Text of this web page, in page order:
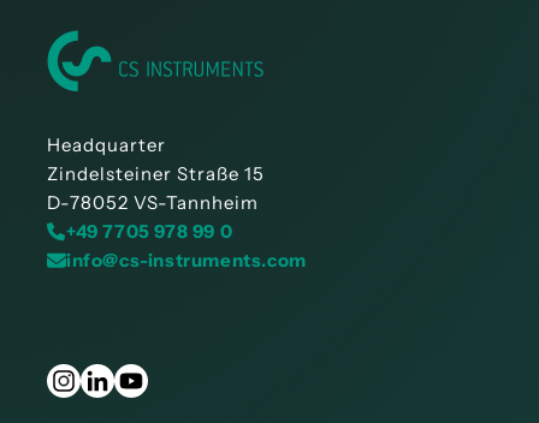
Headquarter
Zindelsteiner Straße 15
D-78052 VS-Tannheim
+49 7705 978 99 0
info@cs-instruments.com